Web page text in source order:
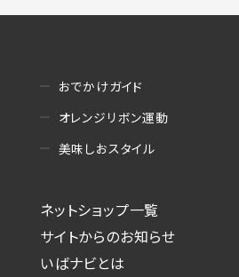
おでかけガイド
オレンジリボン運動
美味しおスタイル
ネットショップ一覧
サイトからのお知らせ
いばナビとは